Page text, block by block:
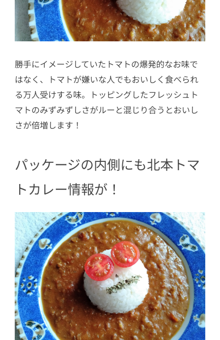
勝手にイメージしていたトマトの爆発的なお味で
はなく、トマトが嫌いな人でもおいしく食べられ
る万人受けする味。トッピングしたフレッシュト
マトのみずみずしさがルーと混じり合うとおいし
さが倍増します！
パッケージの内側にも北本トマ
トカレー情報が！